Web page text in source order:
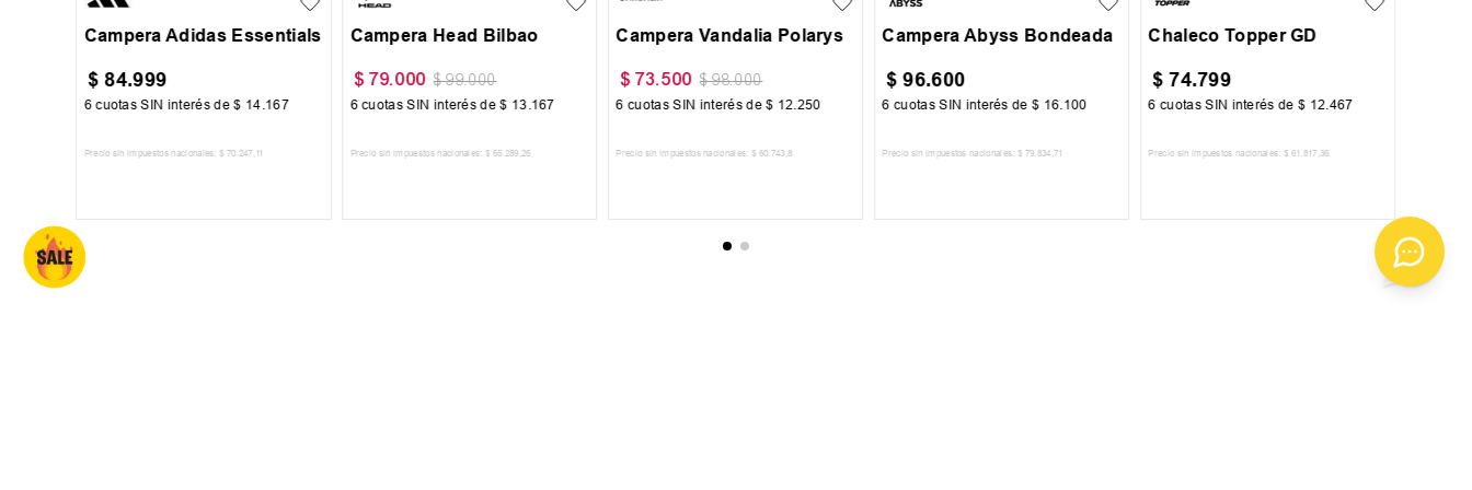
Campera Adidas Essentials
$ 84.999
6 cuotas SIN interés de$ 14 167
Precio sin impuestos nacionales: $ 70.247 ,11
Campera Head Bilbao
$ 79.000 $ 99.000
6 cuotas SIN interés de$ 13 167
Precio sin impuestos nacionales: $ 65.289 ,26
Campera Vandalia Polarys
$ 73.500 $ 98.000
6 cuotas SIN interés de$ 12 250
Precio sin impuestos nacionales: $ 60.743 ,8
Campera Abyss Bondeada
$ 96.600
6 cuotas SIN interés de$ 16 100
Precio sin impuestos nacionales: $ 79.834 ,71
Chaleco Topper GD
$ 74.799
6 cuotas SIN interés de$ 12 467
Precio sin impuestos nacionales: $ 61 .817 ,36